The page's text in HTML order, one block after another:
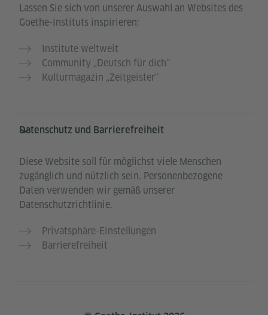
Lassen Sie sich von unserer Auswahl an Websites des
Goethe-Instituts inspirieren:
Institute weltweit
Community „Deutsch für dich“
Kulturmagazin „Zeitgeister"
Datenschutz und Barrierefreiheit
Diese Website soll für möglichst viele Menschen
zugänglich und nützlich sein. Personenbezogene
Daten verwenden wir gemäß unserer
Datenschutzrichtlinie.
Privatsphäre-Einstellungen
Barrierefreiheit